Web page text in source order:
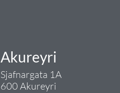
Akureyri
Sjafnargata 1A
600 Akureyri